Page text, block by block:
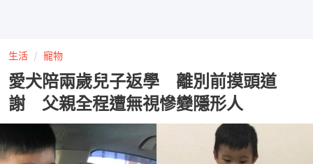
生活 寵物
愛犬陪兩歲兒子返學 離別前摸頭道
謝 父親全程遭無視慘變隱形人